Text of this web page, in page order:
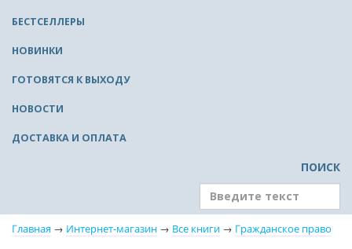
БЕСТСЕЛЛЕРЫ
НОВИНКИ
ГОТОВЯТСЯ К ВЫХОДУ
НОВОСТИ
ДОСТАВКА И ОПЛАТА
ПОИСК
Главная → Интернет-магазин → Все книги → Гражданское право